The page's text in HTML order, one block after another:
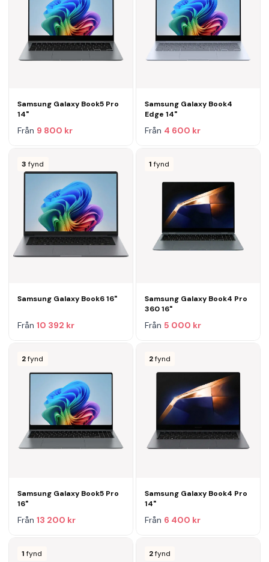
Samsung Galaxy Book5 Pro
14"
Från 9 800 kr
Samsung Galaxy Book4
Edge 14"
Från 4 600 kr
3 fynd
Samsung Galaxy Book6 16"
Från 10 392 kr
1 fynd
Samsung Galaxy Book4 Pro
360 16"
Från 5 000 kr
2 fynd
Samsung Galaxy Book5 Pro
16"
Från 13 200 kr
2 fynd
Samsung Galaxy Book4 Pro
14"
Från 6 400 kr
1 fynd 2 fynd